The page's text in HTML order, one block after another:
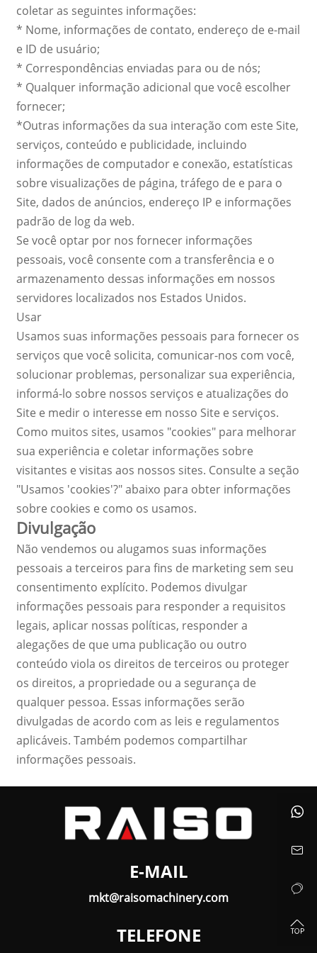
coletar as seguintes informações:
* Nome, informações de contato, endereço de e-mail
e ID de usuário;
* Correspondências enviadas para ou de nós;
* Qualquer informação adicional que você escolher
fornecer;
*Outras informações da sua interação com este Site,
serviços, conteúdo e publicidade, incluindo
informações de computador e conexão, estatísticas
sobre visualizações de página, tráfego de e para o
Site, dados de anúncios, endereço IP e informações
padrão de log da web.
Se você optar por nos fornecer informações
pessoais, você consente com a transferência e o
armazenamento dessas informações em nossos
servidores localizados nos Estados Unidos.
Usar
Usamos suas informações pessoais para fornecer os
serviços que você solicita, comunicar-nos com você,
solucionar problemas, personalizar sua experiência,
informá-lo sobre nossos serviços e atualizações do
Site e medir o interesse em nosso Site e serviços.
Como muitos sites, usamos "cookies" para melhorar
sua experiência e coletar informações sobre
visitantes e visitas aos nossos sites. Consulte a seção
"Usamos 'cookies'?" abaixo para obter informações
sobre cookies e como os usamos.
Divulgação
Não vendemos ou alugamos suas informações
pessoais a terceiros para fins de marketing sem seu
consentimento explícito. Podemos divulgar
informações pessoais para responder a requisitos
legais, aplicar nossas políticas, responder a
alegações de que uma publicação ou outro
conteúdo viola os direitos de terceiros ou proteger
os direitos, a propriedade ou a segurança de
qualquer pessoa. Essas informações serão
divulgadas de acordo com as leis e regulamentos
aplicáveis. Também podemos compartilhar
informações pessoais.
E-MAIL
mkt@raisomachinery.com
TELEFONE



